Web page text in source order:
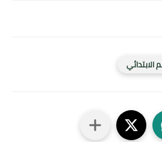
الابتدائي